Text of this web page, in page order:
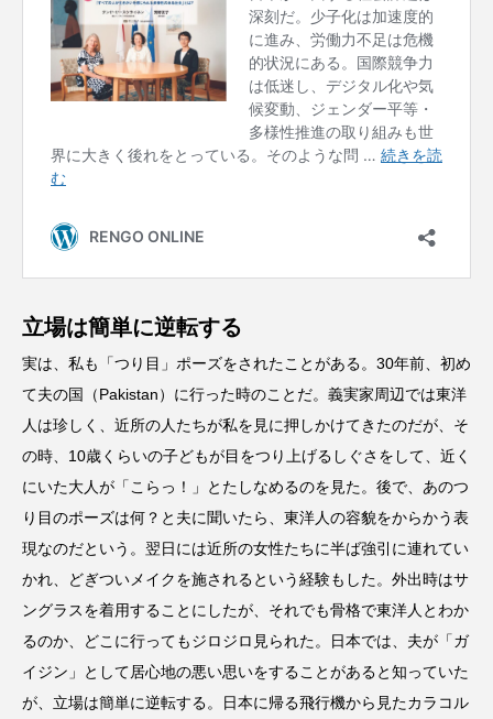
立場は簡単に逆転する
実は、私も「つり目」ポーズをされたことがある。30年前、初め
て夫の国（Pakistan）に行った時のことだ。義実家周辺では東洋
人は珍しく、近所の人たちが私を見に押しかけてきたのだが、そ
の時、10歳くらいの子どもが目をつり上げるしぐさをして、近く
にいた大人が「こらっ！」とたしなめるのを見た。後で、あのつ
り目のポーズは何？と夫に聞いたら、東洋人の容貌をからかう表
現なのだという。翌日には近所の女性たちに半ば強引に連れてい
かれ、どぎついメイクを施されるという経験もした。外出時はサ
ングラスを着用することにしたが、それでも骨格で東洋人とわか
るのか、どこに行ってもジロジロ見られた。日本では、夫が「ガ
イジン」として居心地の悪い思いをすることがあると知っていた
が、立場は簡単に逆転する。日本に帰る飛行機から見たカラコル